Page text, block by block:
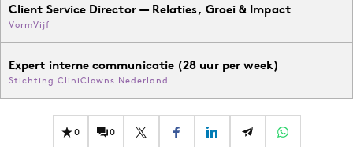
Client Service Director — Relaties, Groei & Impact
VormVijf
Expert interne communicatie (28 uur per week)
Stichting CliniClowns Nederland
0 0